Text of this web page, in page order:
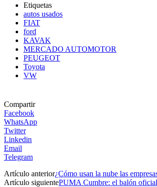
Etiquetas
autos usados
FIAT
ford
KAVAK
MERCADO AUTOMOTOR
PEUGEOT
Toyota
VW
Compartir
Facebook
WhatsApp
Twitter
Linkedin
Email
Telegram
Artículo anterior¿Cómo usan la nube las
Artículo siguientePUMA Cumbre: el balón